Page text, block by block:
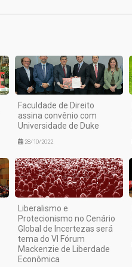
Faculdade de Direito
assina convênio com
Universidade de Duke
28/10/2022
Liberalismo e
Protecionismo no Cenário
Global de Incertezas será
tema do VI Fórum
Mackenzie de Liberdade
Econômica